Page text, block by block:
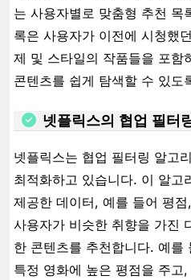
는 사용자별로 맞춤형 추천 목
록은 사용자가 이전에 시청했
제 및 스타일의 작품들을 포함
콘텐츠를 쉽게 탐색할 수 있도
넷플릭스의 협업 필터
넷플릭스는 협업 필터링 알고
최적화하고 있습니다. 이 알고
제공한 데이터, 예를 들어 평
사용자가 비슷한 취향을 가진
한 콘텐츠를 추천합니다. 예를
특정 영화에 높은 평점을 주고